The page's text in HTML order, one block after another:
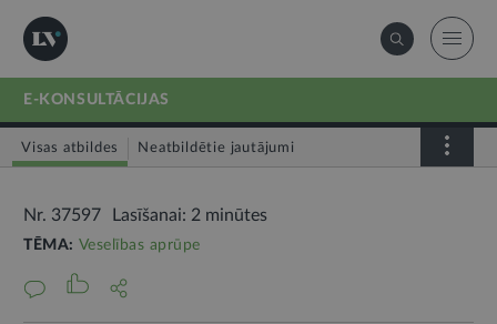
E-KONSULTĀCIJAS
Visas atbildes Neatbildētie jautājumi
Nr. 37597 Lasīšanai: 2 minūtes
TĒMA: Veselības aprūpe